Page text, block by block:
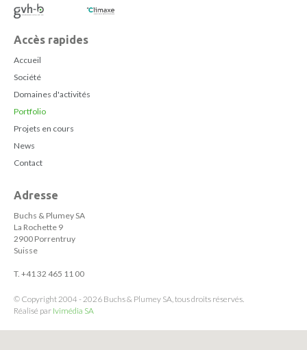
Accès rapides
Accueil
Société
Domaines d'activités
Portfolio
Projets en cours
News
Contact
Adresse
Buchs & Plumey SA
La Rochette 9
2900 Porrentruy
Suisse
T. +41 32 465 11 00
© Copyright 2004 - 2026 Buchs & Plumey SA, tous droits réservés.
Réalisé par Ivimédia SA